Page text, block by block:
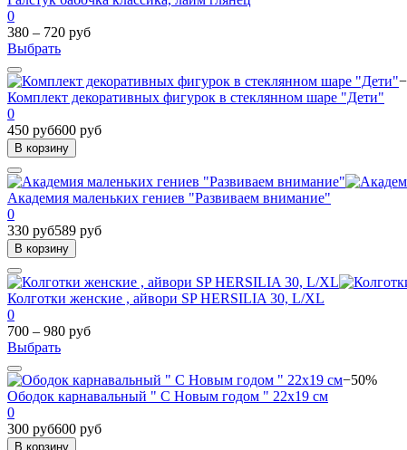
0
380 – 720 руб
Выбрать
Комплект декоративных фигурок в стеклянном шаре "Дети"
0
450 руб600 руб
В корзину
Академия маленьких гениев "Развиваем внимание"
0
330 руб589 руб
В корзину
Колготки женские , айвори SP HERSILIA 30, L/XL
0
700 – 980 руб
Выбрать
−50%
Ободок карнавальный " С Новым годом " 22х19 см
0
300 руб600 руб
В корзину